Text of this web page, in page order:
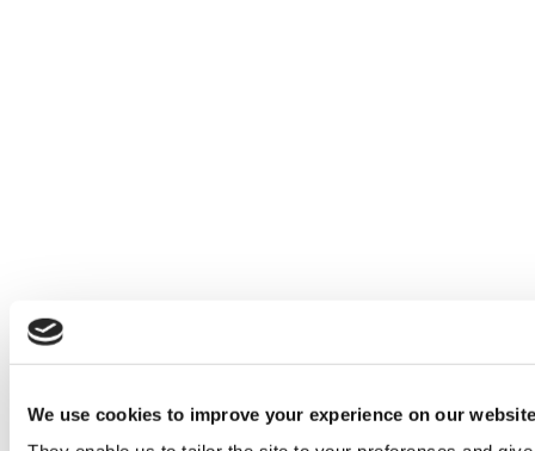
We use cookies to improve your experience on our website